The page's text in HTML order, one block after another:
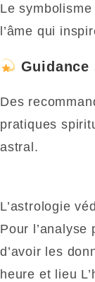
Le
l’âme qui
Des
pratiques
astral.
L’astrologie
Pour
d’avoir les
heure et lieu